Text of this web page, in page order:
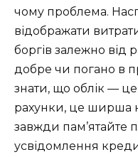
чому проблема.
відображати
боргів залежно від
добре чи погано в
знати, що облік — це
рахунки, це ширша
завжди пам’ятайте
усвідомлення